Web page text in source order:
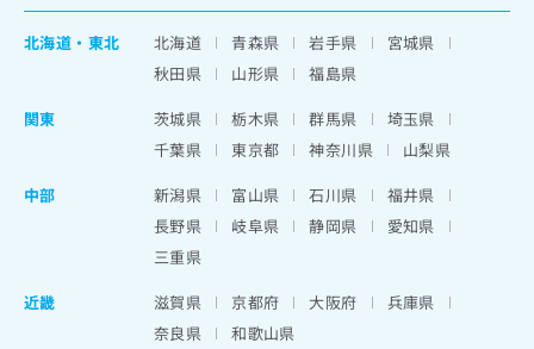
北海道 ・ 東北 北海道 青森県 岩手県
宮城県
秋田県
山形県
福島県
関東
茨城県 栃木県 群馬県
埼玉県
千葉県
東京都 神奈川県
山梨県
中部
新潟県 富山県 石川県
福井県
長野県
岐阜県 静岡県
愛知県
三重県
近畿
滋賀県 京都府 大阪府
兵庫県
奈良県
和歌山県